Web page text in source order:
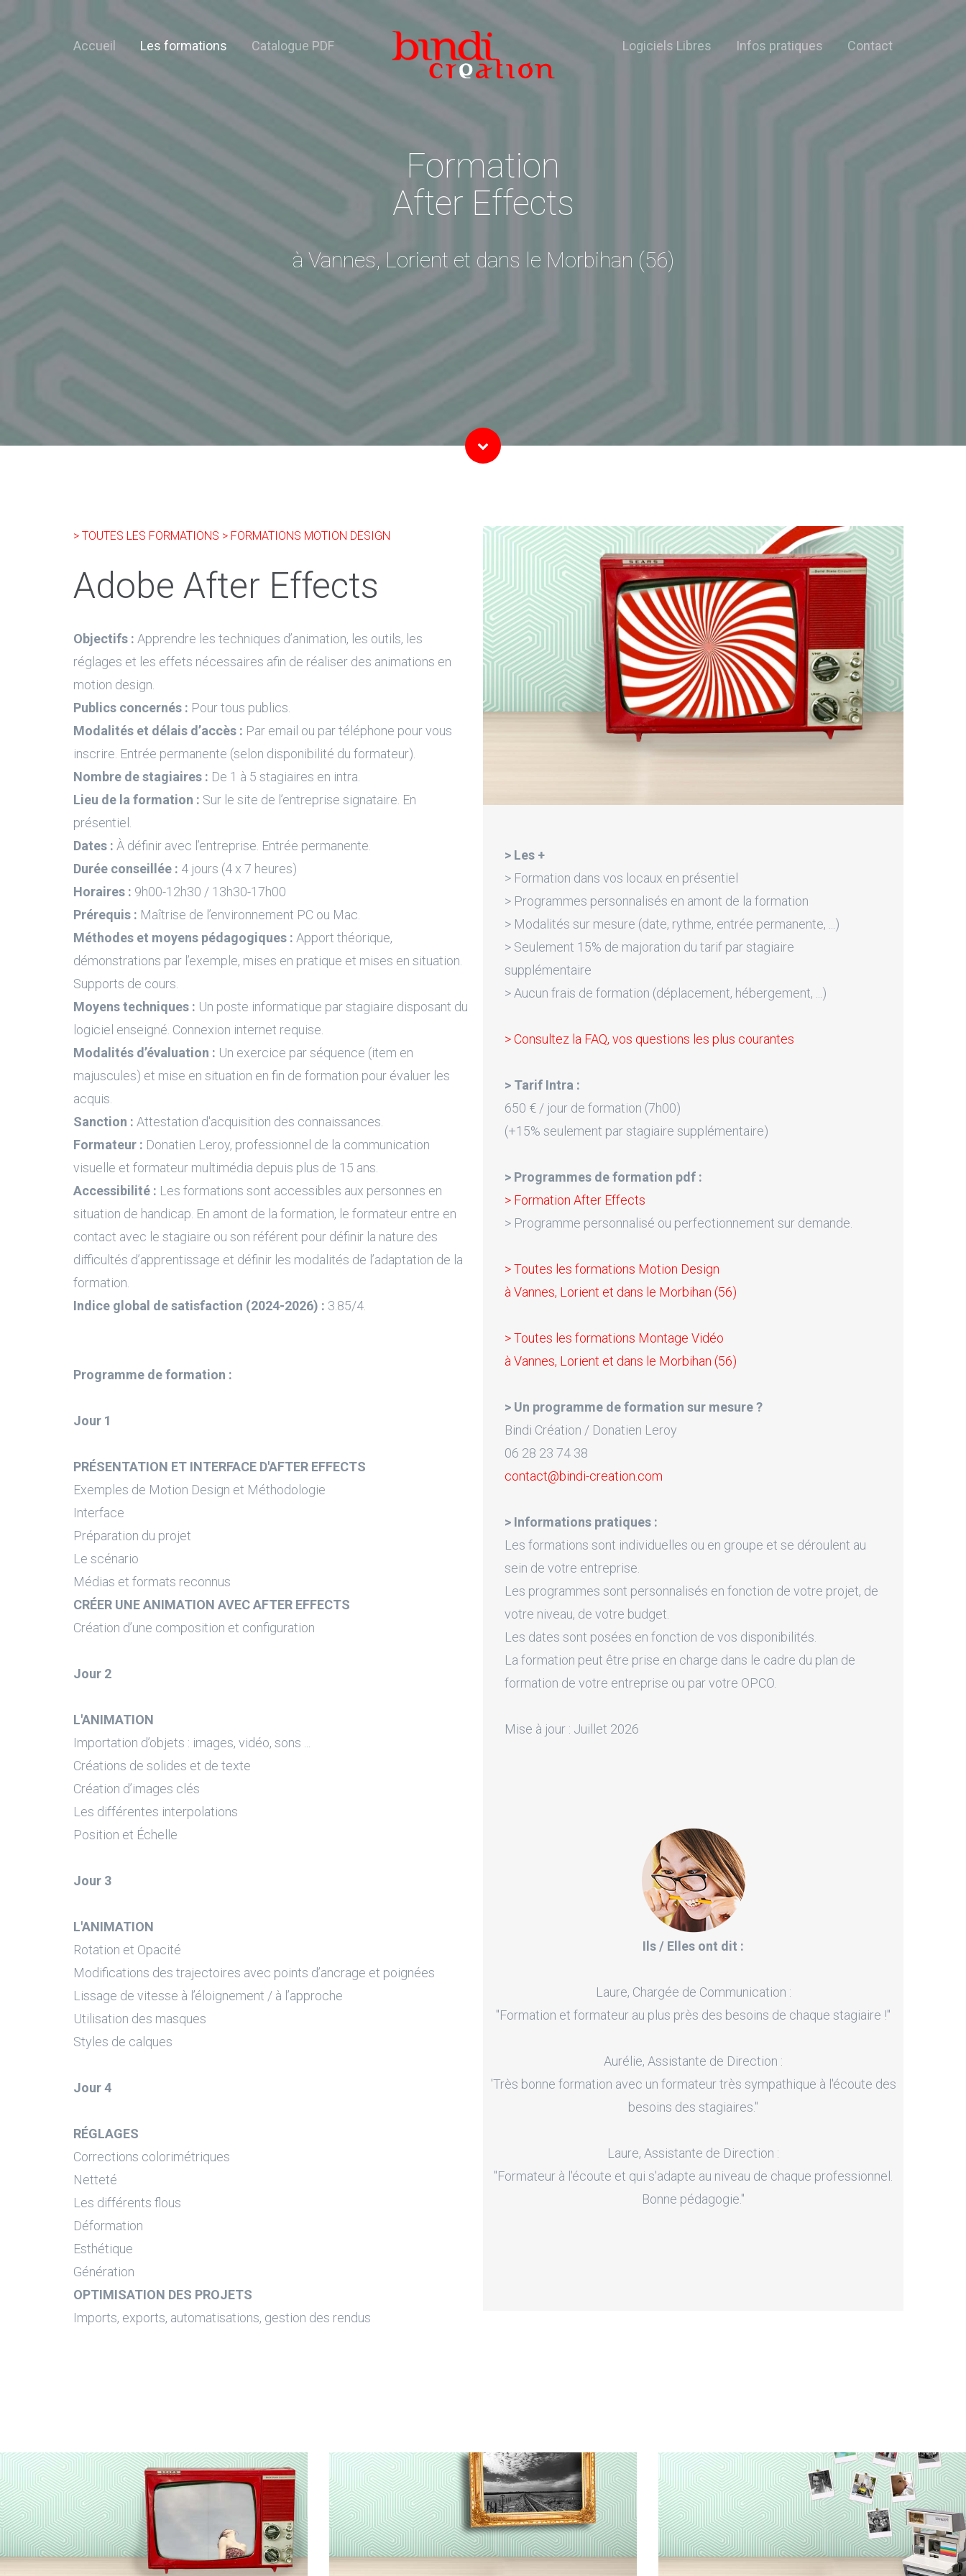
Accueil Les formations Catalogue PDF Logiciels Libres Infos pratiques Contact
Formation
After Effects
à Vannes, Lorient et dans le Morbihan (56)
> TOUTES LES FORMATIONS > FORMATIONS MOTION DESIGN
Adobe After Effects
Objectifs : Apprendre les techniques d’animation, les outils, les
réglages et les effets nécessaires afin de réaliser des animations en
motion design.
Publics concernés : Pour tous publics.
Modalités et délais d’accès : Par email ou par téléphone pour vous
inscrire. Entrée permanente (selon disponibilité du formateur).
Nombre de stagiaires : De 1 à 5 stagiaires en intra.
Lieu de la formation : Sur le site de l’entreprise signataire. En
présentiel.
Dates : À définir avec l’entreprise. Entrée permanente.
Durée conseillée : 4 jours (4 x 7 heures)
Horaires : 9h00-12h30 / 13h30-17h00
Prérequis : Maîtrise de l’environnement PC ou Mac.
Méthodes et moyens pédagogiques : Apport théorique,
démonstrations par l’exemple, mises en pratique et mises en situation.
Supports de cours.
Moyens techniques : Un poste informatique par stagiaire disposant du
logiciel enseigné. Connexion internet requise.
Modalités d’évaluation : Un exercice par séquence (item en
majuscules) et mise en situation en fin de formation pour évaluer les
acquis.
Sanction : Attestation d'acquisition des connaissances.
Formateur : Donatien Leroy, professionnel de la communication
visuelle et formateur multimédia depuis plus de 15 ans.
Accessibilité : Les formations sont accessibles aux personnes en
situation de handicap. En amont de la formation, le formateur entre en
contact avec le stagiaire ou son référent pour définir la nature des
difficultés d’apprentissage et définir les modalités de l’adaptation de la
formation.
Indice global de satisfaction (2024-2026) : 3.85/4.
Programme de formation :
Jour 1
PRÉSENTATION ET INTERFACE D'AFTER EFFECTS
Exemples de Motion Design et Méthodologie
Interface
Préparation du projet
Le scénario
Médias et formats reconnus
CRÉER UNE ANIMATION AVEC AFTER EFFECTS
Création d’une composition et configuration
Jour 2
L'ANIMATION
Importation d’objets : images, vidéo, sons ...
Créations de solides et de texte
Création d’images clés
Les différentes interpolations
Position et Échelle
Jour 3
L'ANIMATION
Rotation et Opacité
Modifications des trajectoires avec points d’ancrage et poignées
Lissage de vitesse à l’éloignement / à l’approche
Utilisation des masques
Styles de calques
Jour 4
RÉGLAGES
Corrections colorimétriques
Netteté
Les différents flous
Déformation
Esthétique
Génération
OPTIMISATION DES PROJETS
Imports, exports, automatisations, gestion des rendus
> Les +
> Formation dans vos locaux en présentiel
> Programmes personnalisés en amont de la formation
> Modalités sur mesure (date, rythme, entrée permanente, ...)
> Seulement 15% de majoration du tarif par stagiaire
supplémentaire
> Aucun frais de formation (déplacement, hébergement, ...)
> Consultez la FAQ, vos questions les plus courantes
> Tarif Intra :
650 € / jour de formation (7h00)
(+15% seulement par stagiaire supplémentaire)
> Programmes de formation pdf :
> Formation After Effects
> Programme personnalisé ou perfectionnement sur demande.
> Toutes les formations Motion Design
à Vannes, Lorient et dans le Morbihan (56)
> Toutes les formations Montage Vidéo
à Vannes, Lorient et dans le Morbihan (56)
> Un programme de formation sur mesure ?
Bindi Création / Donatien Leroy
06 28 23 74 38
contact@bindi-creation.com
> Informations pratiques :
Les formations sont individuelles ou en groupe et se déroulent au
sein de votre entreprise.
Les programmes sont personnalisés en fonction de votre projet, de
votre niveau, de votre budget.
Les dates sont posées en fonction de vos disponibilités.
La formation peut être prise en charge dans le cadre du plan de
formation de votre entreprise ou par votre OPCO.
Mise à jour : Juillet 2026
Ils / Elles ont dit :
Laure, Chargée de Communication :
"Formation et formateur au plus près des besoins de chaque stagiaire !"
Aurélie, Assistante de Direction :
'Très bonne formation avec un formateur très sympathique à l'écoute des
besoins des stagiaires."
Laure, Assistante de Direction :
"Formateur à l'écoute et qui s'adapte au niveau de chaque professionnel.
Bonne pédagogie."